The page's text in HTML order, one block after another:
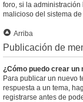
foro, si la
malicioso del sistema
Arriba
Publicación de
¿Cómo puedo crear un
Para publicar un nuevo
respuesta a un tema,
registrarse antes de